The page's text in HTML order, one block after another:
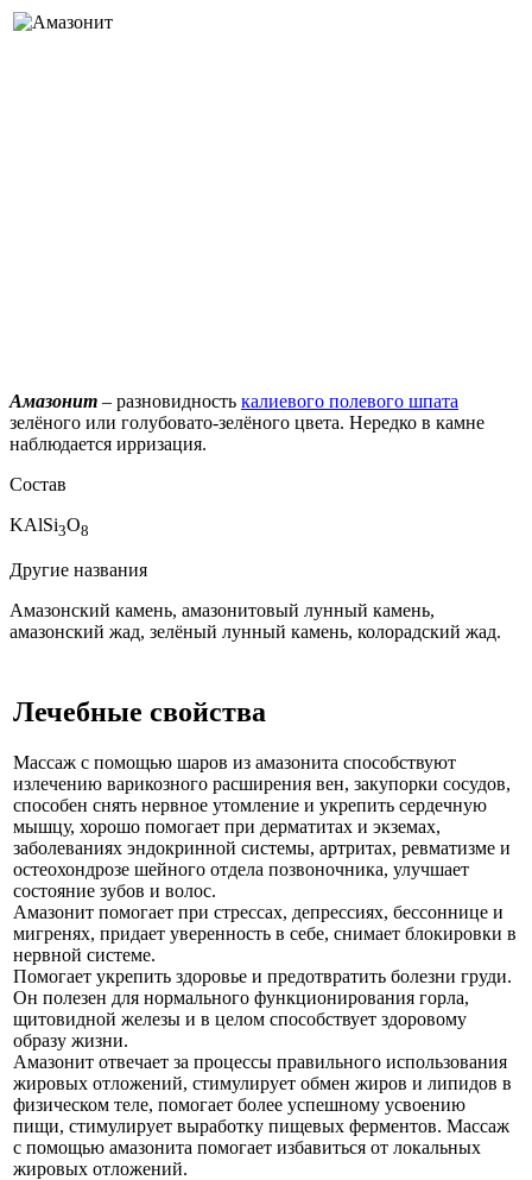
Амазонит – разновидность калиевого полевого шпата
зелёного или голубовато-зелёного цвета. Нередко в камне
наблюдается ирризация.
Состав
KAlSi3O8
Другие названия
Амазонский камень, амазонитовый лунный камень,
амазонский жад, зелёный лунный камень, колорадский жад.
Лечебные свойства
Массаж с помощью шаров из амазонита способствуют
излечению варикозного расширения вен, закупорки сосудов,
способен снять нервное утомление и укрепить сердечную
мышцу, хорошо помогает при дерматитах и экземах,
заболеваниях эндокринной системы, артритах, ревматизме и
остеохондрозе шейного отдела позвоночника, улучшает
состояние зубов и волос.
Амазонит помогает при стрессах, депрессиях, бессоннице и
мигренях, придает уверенность в себе, снимает блокировки в
нервной системе.
Помогает укрепить здоровье и предотвратить болезни груди.
Он полезен для нормального функционирования горла,
щитовидной железы и в целом способствует здоровому
образу жизни.
Амазонит отвечает за процессы правильного использования
жировых отложений, стимулирует обмен жиров и липидов в
физическом теле, помогает более успешному усвоению
пищи, стимулирует выработку пищевых ферментов. Массаж
с помощью амазонита помогает избавиться от локальных
жировых отложений.